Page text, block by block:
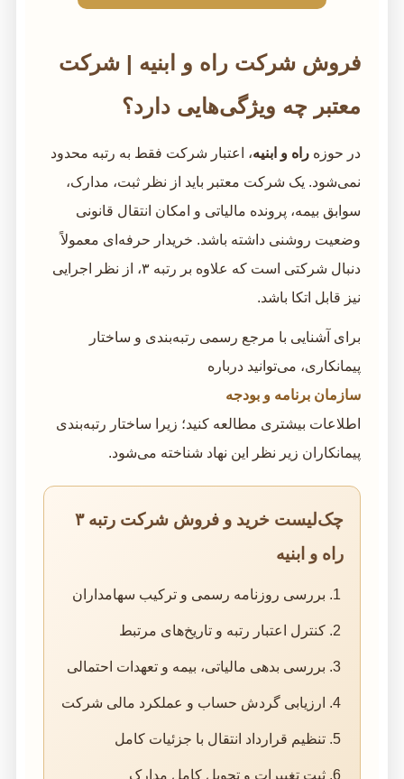
فروش شرکت راه و ابنیه | شرکت
معتبر چه ویژگی‌هایی دارد؟
در حوزه راه و ابنیه، اعتبار شرکت فقط به رتبه محدود
نمی‌شود. یک شرکت معتبر باید از نظر ثبت، مدارک،
سوابق بیمه، پرونده مالیاتی و امکان انتقال قانونی
وضعیت روشنی داشته باشد. خریدار حرفه‌ای معمولاً
دنبال شرکتی است که علاوه بر رتبه ۳، از نظر اجرایی
نیز قابل اتکا باشد.
برای آشنایی با مرجع رسمی رتبه‌بندی و ساختار
پیمانکاری، می‌توانید درباره
سازمان برنامه و بودجه
اطلاعات بیشتری مطالعه کنید؛ زیرا ساختار رتبه‌بندی
پیمانکاران زیر نظر این نهاد شناخته می‌شود.
چک‌لیست خرید و فروش شرکت رتبه ۳
راه و ابنیه
بررسی روزنامه رسمی و ترکیب سهامداران
کنترل اعتبار رتبه و تاریخ‌های مرتبط
بررسی بدهی مالیاتی، بیمه و تعهدات احتمالی
ارزیابی گردش حساب و عملکرد مالی شرکت
تنظیم قرارداد انتقال با جزئیات کامل
ثبت تغییرات و تحویل کامل مدارک